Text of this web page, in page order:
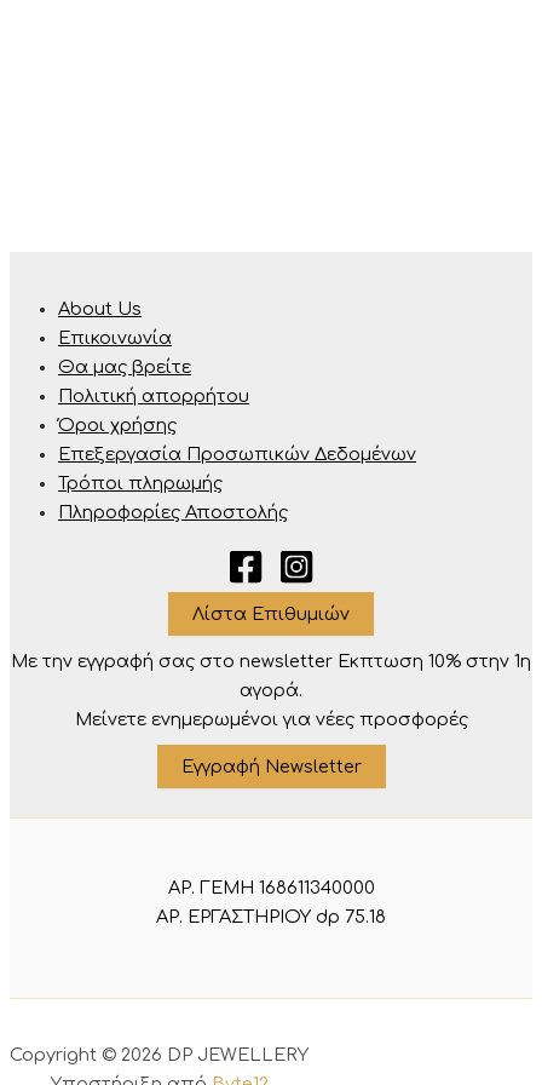
About Us
Επικοινωνία
Θα μας βρείτε
Πολιτική απορρήτου
Όροι χρήσης
Επεξεργασία Προσωπικών Δεδομένων
Τρόποι πληρωμής
Πληροφορίες Αποστολής
Λίστα Επιθυμιών
Με την εγγραφή σας στο newsletter Eκπτωση 10% στην 1η
αγορά.
Μείνετε ενημερωμένοι για νέες προσφορές
Εγγραφή Newsletter
ΑΡ. ΓΕΜΗ 168611340000
ΑΡ. ΕΡΓΑΣΤΗΡΙΟΥ dp 75.18
Copyright © 2026 DP JEWELLERY